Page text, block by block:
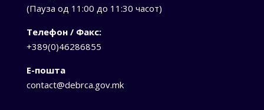
(Пауза од 11:00 до 11:30 часот)
Телефон / Факс:
+389(0)46286855
Е-пошта
contact@debrca.gov.mk